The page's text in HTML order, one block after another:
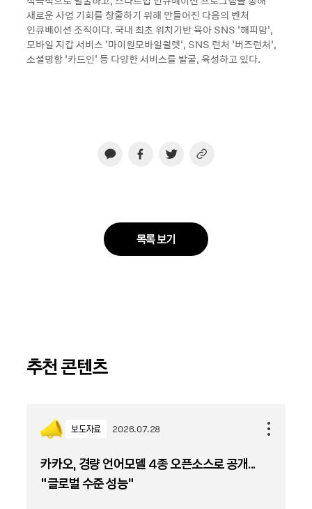
새로운 사업 기회를 창출하기 위해 만들어진 다음의 벤처
인큐베이션 조직이다. 국내 최초 위치기반 육아 SNS ‘해피맘’,
모바일 지갑 서비스 '마이원모바일월렛', SNS 런처 ‘버즈런처’,
소셜명함 ‘카드인’ 등 다양한 서비스를 발굴, 육성하고 있다.
목록 보기
추천 콘텐츠
보도자료 2026.07.28
카카오, 경량 언어모델 4종 오픈소스로 공개...
“글로벌 수준 성능”